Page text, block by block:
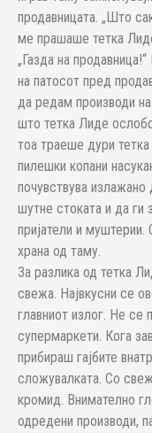
продавницата. „Што
ме прашаше тетка
„Газда на
на патосот пред
да редам производи
што тетка Лиде
тоа траеше дури
пилешки копани
почувствува
шутне стоката и да ги
пријатели и муштерии.
храна од таму.
За разлика од тетка
свежа. Највкусни се
главниот излог. Не се
супермаркети. Кога
прибираш гајбите
сложувалката. Со
кромид. Внимателно
одредени производи,